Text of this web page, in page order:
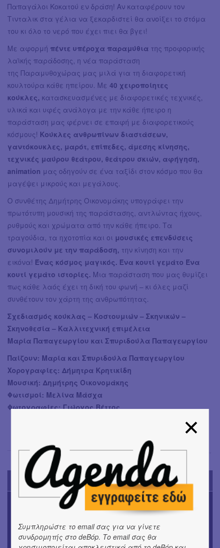
Παπαγάλοι Κοκατού εν δράση! Αν καταφέρουν τον
Τινταλικ στα γέλια να ξεκαρδιστεί θα ανοίξει το στόμα
του κι όλο το νερό που έχει πιει θα βγει!
Με αφορμή πέντε υπέροχα παραμύθια της προφορικής
λαϊκής παράδοσης, η νέα παράσταση
της Παραμυθοχώρας μας μιλά για τη διαφορετική
κουλτούρα κάθε ηπείρου. Με 40 χειροποίητες
κούκλες, κατασκευασμένες με διαφορετικές τεχνικές,
υλικά και υφές ανάλογα με την κάθε ήπειρο η
παράσταση μας φέρνει σε επαφή με διαφορετικούς
κόσμους! Κούκλες ανθρωπίνων διαστάσεων,
γαντόκουκλες, μαρότ, επίπεδες, άμεσης κίνησης,
τεχνικές μαύρου θεάτρου, θεάτρου σκιών, αφήγηση,
animation μας οδηγούν σε ένα ταξίδι στον κόσμο που θα
μαγέψει μικρούς και μεγάλους.
Ο συνθέτης Δημήτρης Οικονομάκης υπογράφει την
πρωτότυπη μουσική της παράστασης, αντλώντας ήχους,
ρυθμούς και χρώματα από την κάθε ήπειρο. Τα
τραγούδια, τα ηχοτοπία και οι μουσικές επενδύσεις
συνομιλούν με την παράδοση, την κίνηση και την
εικόνα! Ένας κόσμος μαγικός. Ένα κουτί γεμάτο Ένα
κουτί γεμάτο ιστορίες. Μια παράσταση που μας θυμίζει
πως κάθε λαός έχει τη δική του φωνή – κι όλες μαζί
συνθέτουν τον χάρτη της ανθρωπότητας.
Σχεδιασμός κούκλας – Κοστουμιών – Σκηνικών –
Σκηνοθεσία – Καλλιτεχνική επιμέλεια
Μαρία Παπαγεωργίου και Σπυριδούλα Παπαγεωργίου
Παίζουν: Μαρία και Σπυριδούλα Παπαγεωργίου
Χορογραφίες: Δήμητρα Κρητικίδη
Μουσική: Δημήτρης Οικονομάκης
Φωτισμοί: Μελίνα Μάσχα
Φωτογραφίες: Γιώργος Βέττος
Σόνια Βλάντη
TODAY'S EVENTS
16o Samos Young Artists Festival
ANILIO PARK FESTIVAL 2026
Συμπληρώστε το email σας για να γίνετε
συνδρομητής στο deBόp. Το email σας θα